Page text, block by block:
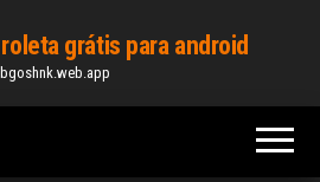
grátis para android
bgoshnk.web.app